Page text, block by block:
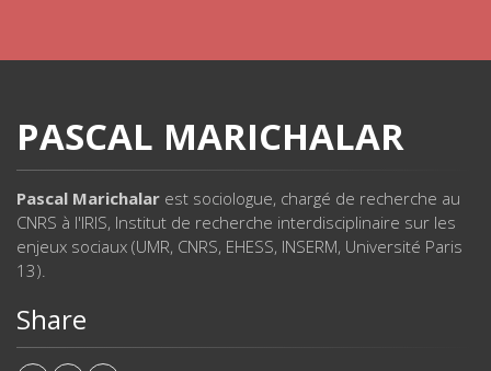
PASCAL MARICHALAR
Pascal Marichalar est sociologue, chargé de recherche au
CNRS à l'IRIS, Institut de recherche interdisciplinaire sur les
enjeux sociaux (UMR, CNRS, EHESS, INSERM, Université Paris
13).
Share